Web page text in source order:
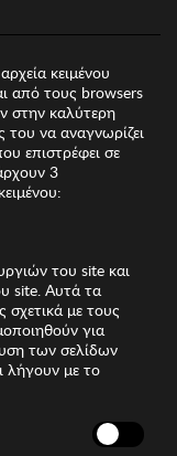
κειμένου
από τους browsers
στην καλύτερη
του να αναγνωρίζει
επιστρέφει σε
3
του site και
site. Αυτά τα
με τους
για
των σελίδων
λήγουν με το